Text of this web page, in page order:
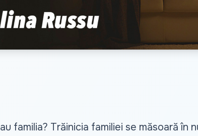
familia? Trăinicia familiei se măsoară în